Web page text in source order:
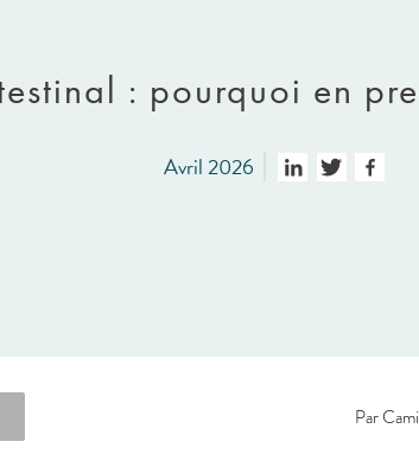
: pourquoi en
Avril 2026
Par